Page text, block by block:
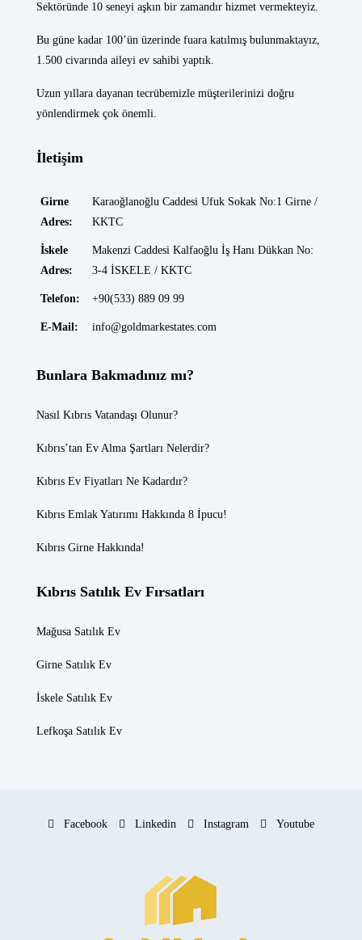
Sektöründe 10 seneyi aşkın bir zamandır hizmet vermekteyiz.
Bu güne kadar 100’ün üzerinde fuara katılmış bulunmaktayız,
1.500 civarında aileyi ev sahibi yaptık.
Uzun yıllara dayanan tecrübemizle müşterilerinizi doğru
yönlendirmek çok önemli.
İletişim
Girne
Adres:
Karaoğlanoğlu Caddesi Ufuk Sokak No:1 Girne /
KKTC
İskele
Adres:
Makenzi Caddesi Kalfaoğlu İş Hanı Dükkan No:
3-4 İSKELE / KKTC
Telefon: +90(533) 889 09 99
E-Mail: info@goldmarkestates.com
Bunlara Bakmadınız mı?
Nasıl Kıbrıs Vatandaşı Olunur?
Kıbrıs’tan Ev Alma Şartları Nelerdir?
Kıbrıs Ev Fiyatları Ne Kadardır?
Kıbrıs Emlak Yatırımı Hakkında 8 İpucu!
Kıbrıs Girne Hakkında!
Kıbrıs Satılık Ev Fırsatları
Mağusa Satılık Ev
Girne Satılık Ev
İskele Satılık Ev
Lefkoşa Satılık Ev
Facebook Linkedin Instagram Youtube